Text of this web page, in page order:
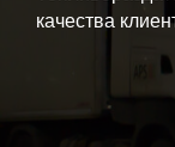
качества